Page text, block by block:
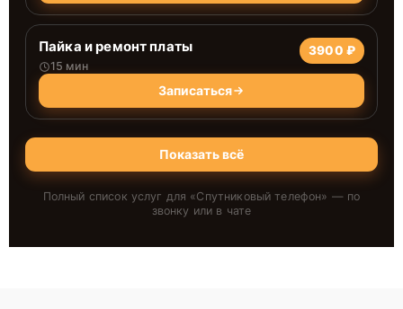
Пайка и ремонт платы
15 мин
3900 ₽
Записаться
Показать всё
Полный список услуг для «Спутниковый телефон» — по
звонку или в чате